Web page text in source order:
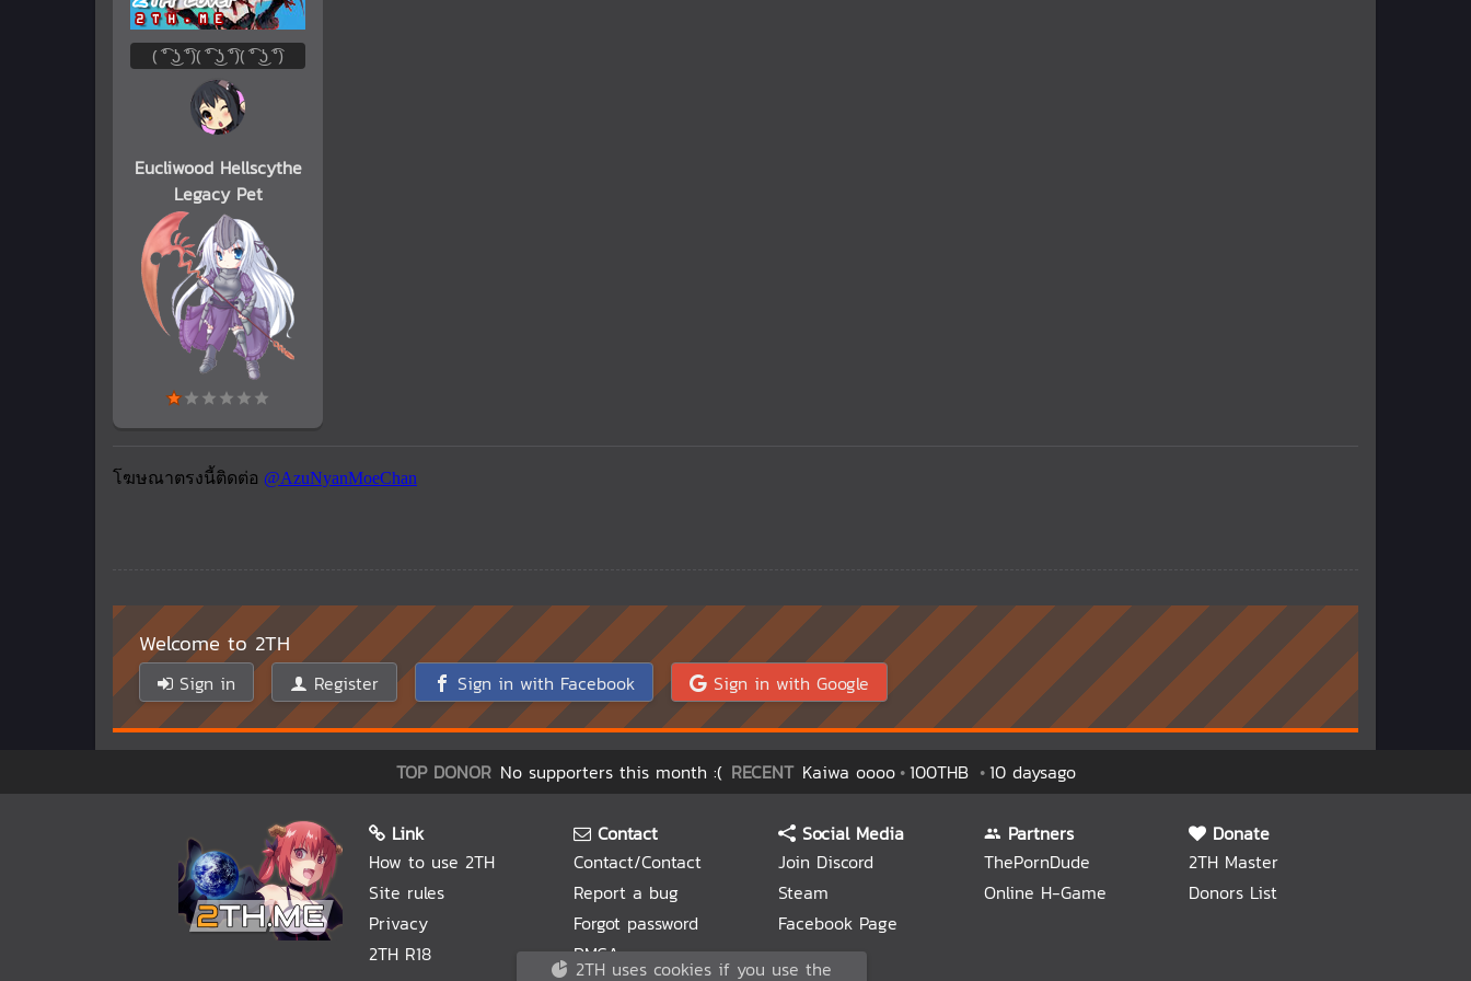
( ͡° ͜ʖ ͡°)( ͡° ͜ʖ ͡°)( ͡° ͜ʖ ͡°)
Eucliwood Hellscythe
Legacy Pet
Welcome to 2TH
Sign in Register Sign in with Facebook Sign in with Google
TOP DONOR No supporters this month :( RECENT Kaiwa oooo 100THB 10 daysago
Link
How to use 2TH
Site rules
Privacy
2TH R18
Contact
Contact/Contact
Report a bug
Forgot password
DMCA
Social Media
Join Discord
Steam
Facebook Page
Partners
ThePornDude
Online H-Game
Donate
2TH Master
Donors List
2TH uses cookies if you use the